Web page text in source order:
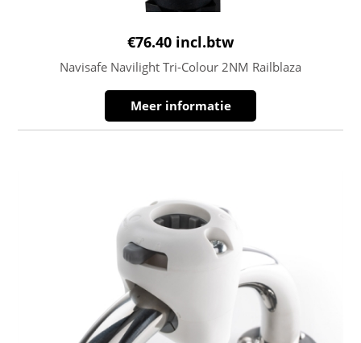
€76.40 incl.btw
Navisafe Navilight Tri-Colour 2NM Railblaza
Meer informatie